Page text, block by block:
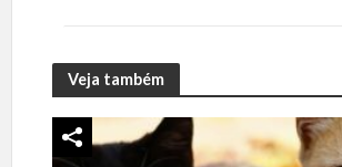
Veja também